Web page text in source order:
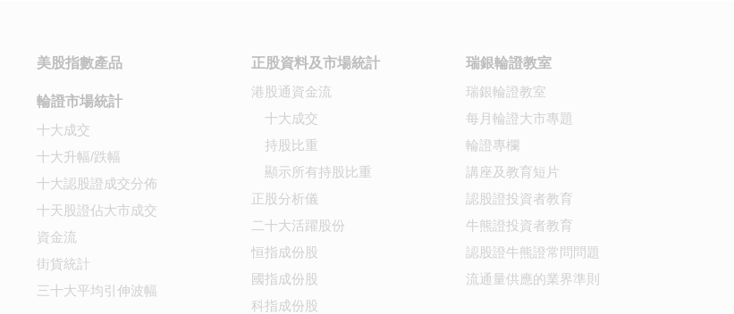
美股指數產品
輪證市場統計
十大成交
十大升幅/跌幅
十大認股證成交分佈
十天股證佔大市成交
資金流
街貨統計
三十大平均引伸波幅
正股資料及市場統計
港股通資金流
十大成交
持股比重
顯示所有持股比重
正股分析儀
二十大活躍股份
恒指成份股
國指成份股
科指成份股
瑞銀輪證教室
瑞銀輪證教室
每月輪證大市專題
輪證專欄
講座及教育短片
認股證投資者教育
牛熊證投資者教育
認股證牛熊證常問問題
流通量供應的業界準則